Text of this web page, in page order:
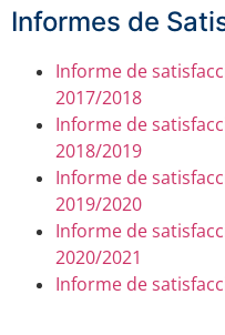
Informes de
Informe de
2017/2018
Informe de
2018/2019
Informe de
2019/2020
Informe de
2020/2021
Informe de